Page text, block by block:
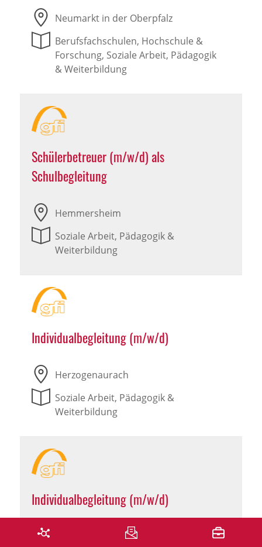
Neumarkt in der Oberpfalz
Berufsfachschulen, Hochschule &
Forschung, Soziale Arbeit, Pädagogik
& Weiterbildung
Schülerbetreuer (m/w/d) als
Schulbegleitung
Hemmersheim
Soziale Arbeit, Pädagogik &
Weiterbildung
Individualbegleitung (m/w/d)
Herzogenaurach
Soziale Arbeit, Pädagogik &
Weiterbildung
Individualbegleitung (m/w/d)